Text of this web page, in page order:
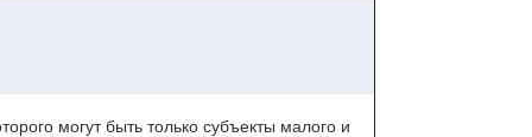
могут быть только субъекты малого и